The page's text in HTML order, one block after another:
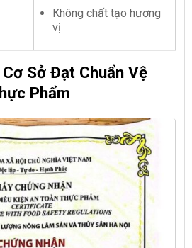
Không chất tạo hương
vị
Sở Đạt Chuẩn Vệ
Phẩm